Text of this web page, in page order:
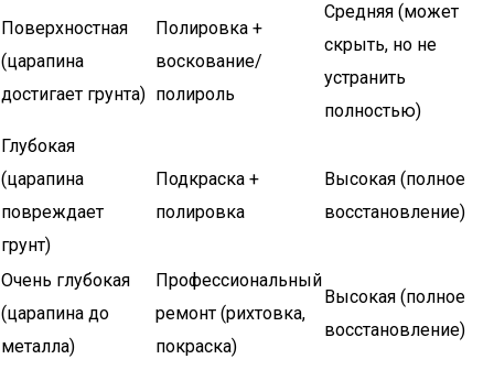
Поверхностная
(царапина
достигает грунта)
Полировка +
воскование/
полироль
Средняя (может
скрыть, но не
устранить
полностью)
Глубокая
(царапина
повреждает
грунт)
Подкраска +
полировка
Высокая (полное
восстановление)
Очень глубокая
(царапина до
металла)
Профессиональный
ремонт (рихтовка,
покраска)
Высокая (полное
восстановление)